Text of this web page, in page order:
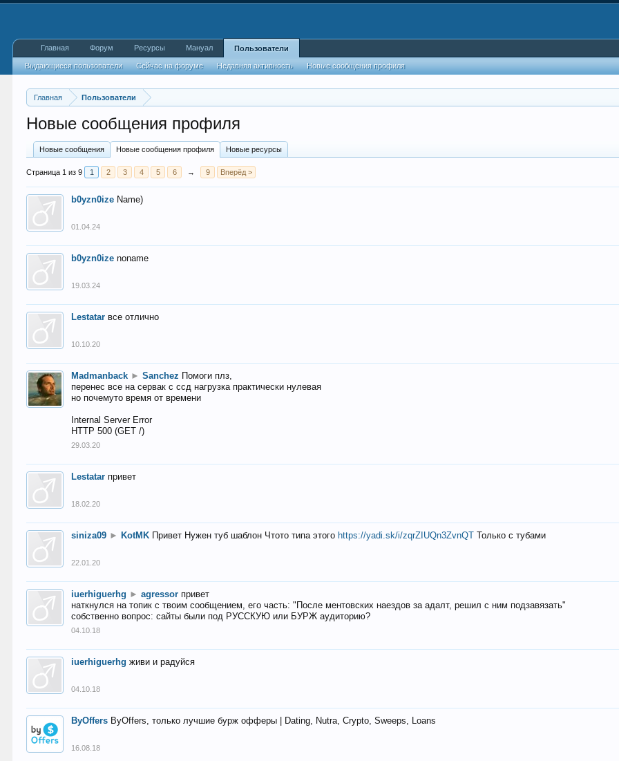
Главная Пользователи
Новые сообщения профиля
Новые сообщения Новые сообщения профиля Новые ресурсы
Страница 1 из 9 1 2 3 4 5 6 → 9 Вперёд >
b0yzn0ize Name)
01.04.24
b0yzn0ize noname
19.03.24
Lestatar все отлично
10.10.20
Madmanback ► Sanchez Помоги плз,
перенес все на сервак с ссд нагрузка практически нулевая
но почемуто время от времени
Internal Server Error
HTTP 500 (GET /)
29.03.20
Lestatar привет
18.02.20
siniza09 ► KotMK Привет Нужен туб шаблон Чтото типа этого https://yadi.sk/i/zqrZIUQn3ZvnQT Только с тубами
22.01.20
iuerhiguerhg ► agressor привет
наткнулся на топик с твоим сообщением, его часть: "После ментовских наездов за адалт, решил с ним подзавязать"
собственно вопрос: сайты были под РУССКУЮ или БУРЖ аудиторию?
04.10.18
iuerhiguerhg живи и радуйся
04.10.18
ByOffers ByOffers, только лучшие бурж офферы | Dating, Nutra, Crypto, Sweeps, Loans
16.08.18
Главная Форум Ресурсы Мануал Пользователи
Выдающиеся пользователи Сейчас на форуме Недавняя активность Новые сообщения профиля